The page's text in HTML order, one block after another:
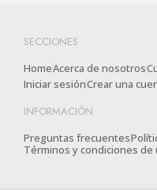
SECCIONES
HomeAcerca de nosotros
Iniciar sesiónCrear una
INFORMACIÓN
Preguntas frecuentes
Términos y condiciones de